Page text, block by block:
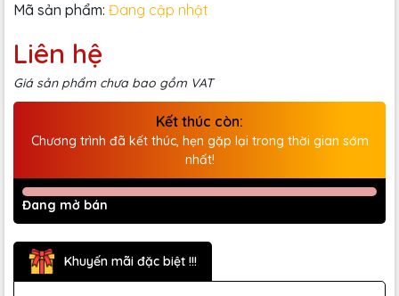
Mã sản phẩm: Đang cập nhật
Liên hệ
Giá sản phẩm chưa bao gồm VAT
Kết thúc còn:
Chương trình đã kết thúc, hẹn gặp lại trong thời gian sớm
nhất!
Đang mở bán
Khuyến mãi đặc biệt !!!